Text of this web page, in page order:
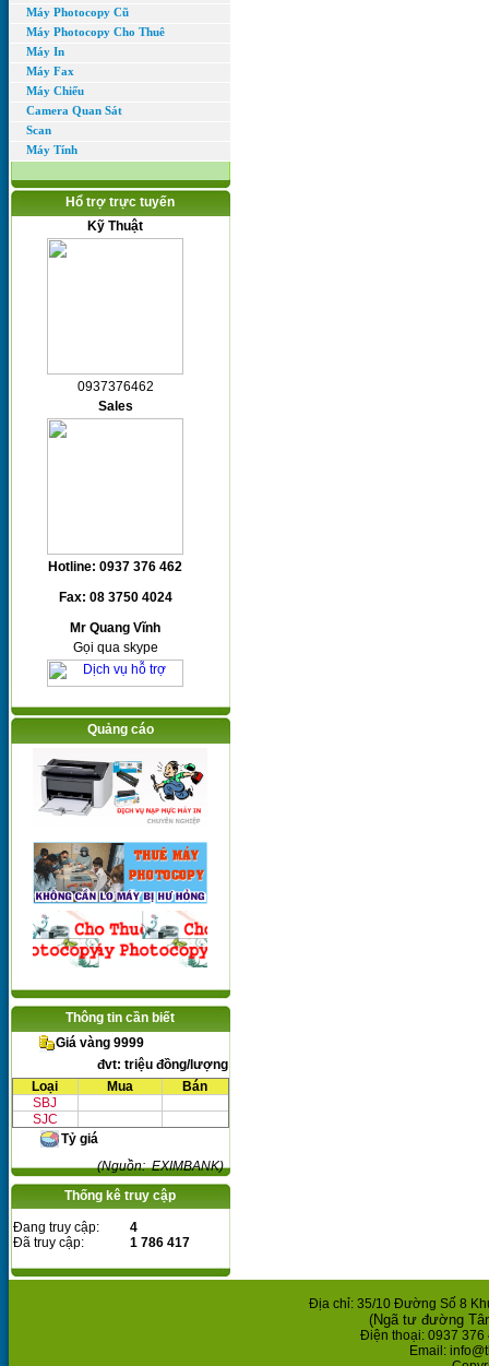
Máy Photocopy Cũ
Máy Photocopy Cho Thuê
Máy In
Máy Fax
Máy Chiếu
Camera Quan Sát
Scan
Máy Tính
Hổ trợ trực tuyến
Kỹ Thuật
0937376462
Sales
Hotline: 0937 376 462
Fax: 08 3750 4024
Mr Quang Vĩnh
Gọi qua skype
Quảng cáo
Thông tin cần biết
Giá vàng 9999
đvt: triệu đồng/lượng
Loại
Mua
Bán
SBJ
SJC
Tỷ giá
(Nguồn: EXIMBANK)
Thống kê truy cập
Đang truy cập:
4
Đã truy cập:
1 786 417
Địa chỉ: 35/10 Đường Số 8
(Ngã tư đường
Điện thoại: 0937 376
Email: